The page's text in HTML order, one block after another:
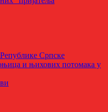
Српске
и њихових потомака у